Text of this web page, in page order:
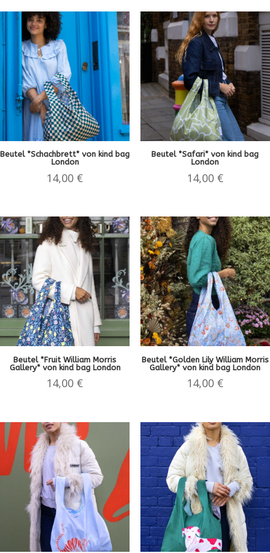
Beutel *Schachbrett* von kind bag
London
14,00 €
Beutel *Safari* von kind bag
London
14,00 €
Beutel *Fruit William Morris
Gallery* von kind bag London
14,00 €
Beutel *Golden Lily William Morris
Gallery* von kind bag London
14,00 €